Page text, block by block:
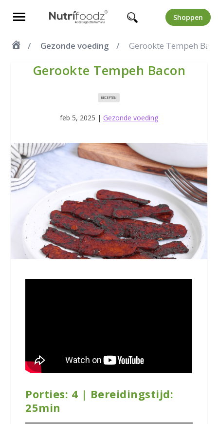
Shoppen
Gezonde voeding Gerookte Tempeh
Gerookte Tempeh Bacon
RECEPTEN
feb 5, 2025 | Gezonde voeding
Porties: 4 | Bereidingstijd:
25min